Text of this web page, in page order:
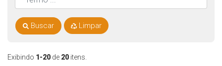
Exibindo 1-20 de 20 itens.
Buscar Limpar